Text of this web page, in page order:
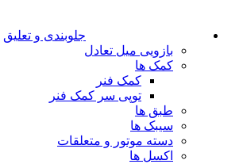
جلوبندی و تعلیق
بازویی میل تعادل
کمک ها
کمک فنر
توپی سر کمک فنر
طبق ها
سیبک ها
دسته موتور و متعلقات
اکسل ها